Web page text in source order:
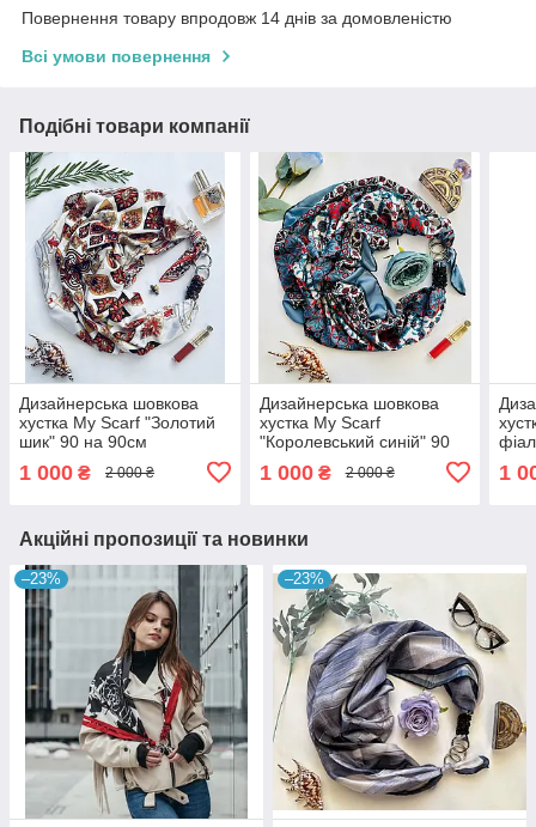
Повернення товару впродовж 14 днів за домовленістю
Всі умови повернення
Подібні товари компанії
Дизайнерська шовкова
хустка My Scarf "Золотий
шик" 90 на 90см
натуральним камінням
1 000 ₴ 2 000 ₴
Дизайнерська шовкова
хустка My Scarf
"Королевський синій" 90
натуральним агатом
1 000₴ 2 000 ₴ 1
Акційні пропозиції та новинки
–23% –23%